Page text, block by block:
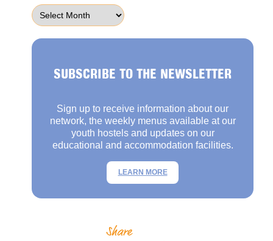
Archives
SUBSCRIBE TO THE NEWSLETTER
Sign up to receive information about our
network, the weekly menus available at our
youth hostels and updates on our
educational and accommodation facilities.
LEARN MORE
Share